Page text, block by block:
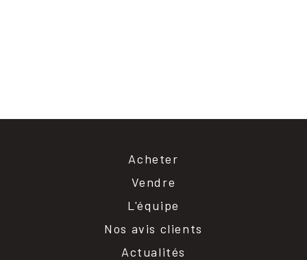
Acheter
Vendre
L'équipe
Nos avis clients
Actualités